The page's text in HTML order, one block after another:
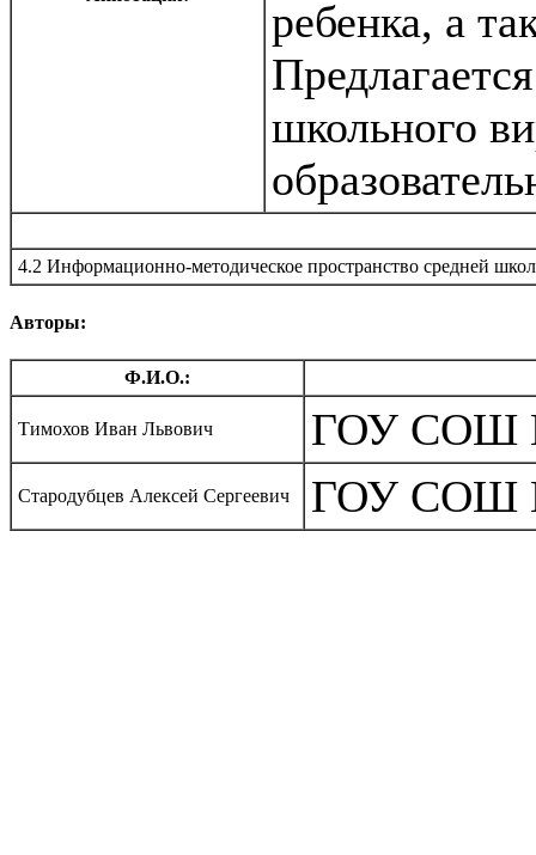
ребенка, а
школьного
4.2 Информационно-методическое пространство средней
Авторы:
Ф.И.О.:
Тимохов Иван Львович ГОУ СОШ
Стародубцев Алексей Сергеевич ГОУ СОШ